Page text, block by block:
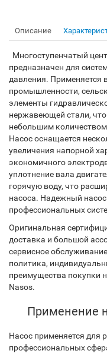
Описание
Многоступенчатый
предназначен для
давления. Применяется
промышленности,
элементы
нержавеющей стали,
небольшим
Насос оснащается
увеличения напорной
экономичного
уплотнение вала
горячую воду, что
насоса. Надежный
профессиональных
Оригинальная
доставка и большой
сервисное
политика,
преимущества покупки
Nasos.
Применение
Насос применяется для
профессиональных